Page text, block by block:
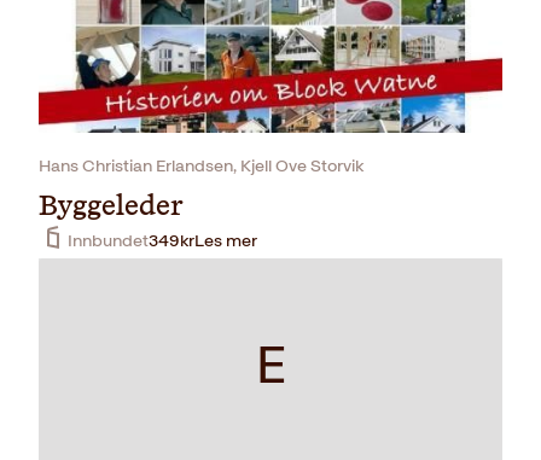
Hans Christian Erlandsen, Kjell Ove Storvik
Byggeleder
Innbundet349krLes mer
E